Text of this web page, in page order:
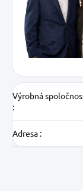
Výrobná
:
Adresa :